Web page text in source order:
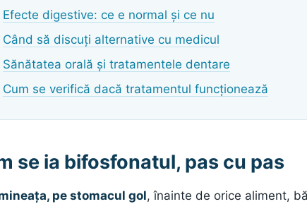
Efecte digestive: ce e normal și ce nu
Când să discuți alternative cu medicul
Sănătatea orală și tratamentele dentare
Cum se verifică dacă tratamentul funcționează
se ia bifosfonatul, pas cu pas
pe stomacul gol, înainte de orice aliment,